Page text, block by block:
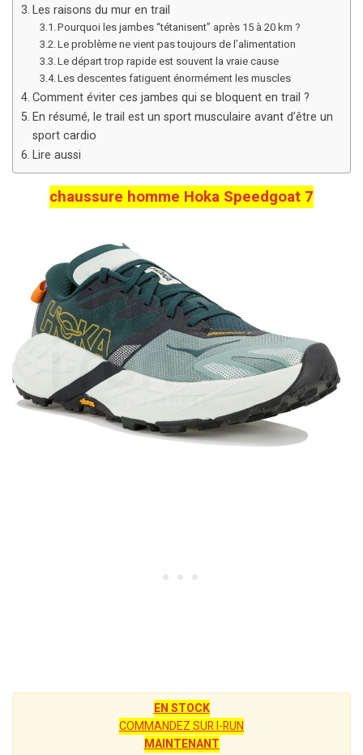
Les raisons du mur en trail
Pourquoi les jambes “tétanisent” après 15 à 20 km ?
Le problème ne vient pas toujours de l’alimentation
Le départ trop rapide est souvent la vraie cause
Les descentes fatiguent énormément les muscles
Comment éviter ces jambes qui se bloquent en trail ?
En résumé, le trail est un sport musculaire avant d’être un
sport cardio
Lire aussi
chaussure homme Hoka Speedgoat 7
EN STOCK
COMMANDEZ SUR I-RUN
MAINTENANT